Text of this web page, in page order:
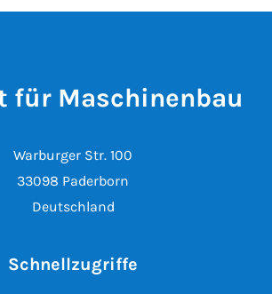
für Maschinenbau
Warburger Str. 100
33098 Paderborn
Deutschland
Schnellzugriffe